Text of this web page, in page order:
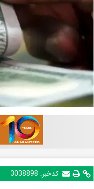
کدخبر: 3038898